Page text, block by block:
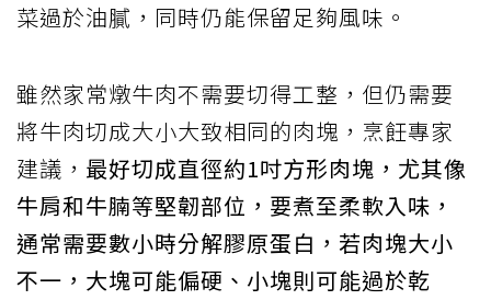
菜過於油膩，同時仍能保留足夠風味。
雖然家常燉牛肉不需要切得工整，但仍需要
將牛肉切成大小大致相同的肉塊，烹飪專家
建議， 最好切成直徑約1吋方形肉塊，尤其像
牛肩和牛腩等堅韌部位，要煮至柔軟入味，
通常需要數小時分解膠原蛋白，若肉塊大小
不一，大塊可能偏硬、小塊則可能過於乾